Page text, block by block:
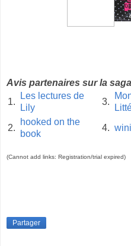
Avis partenaires sur la
1.
Les lectures de
Lily
3.
2.
hooked on the
book
4.
(Cannot add links: Registration/trial expired)
Partager